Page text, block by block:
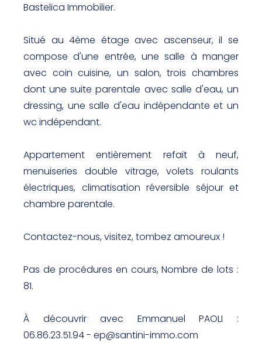
Bastelica Immobilier.
Situé au 4ème étage avec ascenseur, il se
compose d'une entrée, une salle à manger
avec coin cuisine, un salon, trois chambres
dont une suite parentale avec salle d'eau, un
dressing, une salle d'eau indépendante et un
wc indépendant.
Appartement entièrement refait à neuf,
menuiseries double vitrage, volets roulants
électriques, climatisation réversible séjour et
chambre parentale.
Contactez-nous, visitez, tombez amoureux !
Pas de procédures en cours, Nombre de lots :
81.
À découvrir avec Emmanuel PAOLI :
06.86.23.51.94 - ep@santini-immo.com